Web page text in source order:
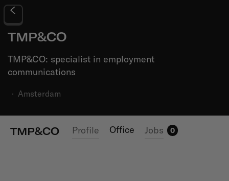
TMP&CO
TMP&CO: specialist in employment
communications
· Amsterdam
TMP&CO Profile Office Jobs 0